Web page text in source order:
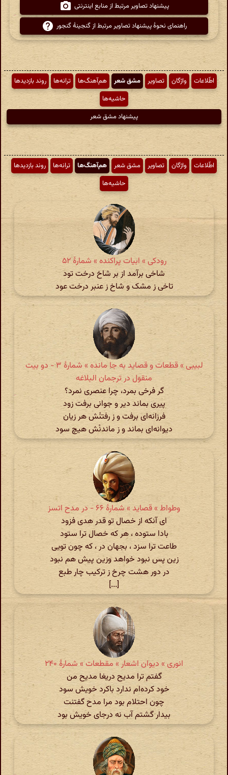
پیشنهاد تصاویر مرتبط از منابع اینترنتی
راهنمای نحوهٔ پیشنهاد تصاویر مرتبط از گنجینهٔ گنجور
اطّلاعات واژگان تصاویر مشق شعر هم‌آهنگ‌ها ترانه‌ها
روند بازدیدها
حاشیه‌ها
پیشنهاد مشق شعر
اطّلاعات واژگان تصاویر مشق شعر هم‌آهنگ‌ها ترانه‌ها
روند بازدیدها
حاشیه‌ها
رودکی » ابیات پراکنده » شمارهٔ ۵۲
شاخی برآمد از بر شاخ درخت تود
تاخی ز مشک و شاخ ز عنبر درخت عود
لبیبی » قطعات و قصاید به جا مانده » شمارهٔ ۳ - دو بیت
منقول در ترجمان البلاغه
گر فرخی بمرد، چرا عنصری نمرد؟
پیری بماند دیر و جوانی برفت زود
فرزانه‌ای برفت و ز رفتنْش هر زیان
دیوانه‌ای بماند و ز ماندنْش هیچ سود
وطواط » قصاید » شمارهٔ ۶۶ - در مدح اتسز
ای آنکه از خصال تو قدر هدی فزود
بادا ستوده ، هر که خصال ترا ستود
طاعت ترا سزد ، بجهان در ، که چون تویی
زین پس نبود خواهد وزین پیش هم نبود
در دور هشت چرخ ز ترکیب چار طبع
[...]
انوری » دیوان اشعار » مقطعات » شمارهٔ ۲۴۰
گفتم ترا مدیح دریغا مدیح من
خود کرده‌ام ندارد باکرد خویش سود
چون احتلام بود مرا مدح گفتنت
بیدار گشتم آب نه درجای خویش بود